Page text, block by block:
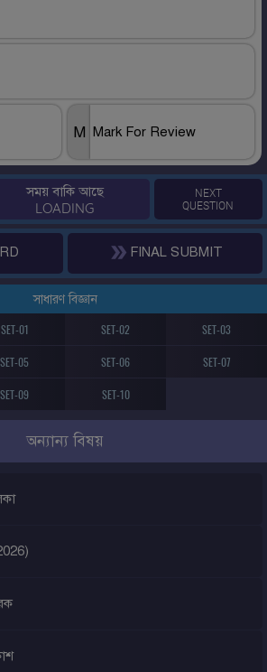
M Mark For Review
সময় বাকি আছে
LOADING
NEXT
QUESTION
 FINAL SUBMIT
সাধারণ বিজ্ঞান
SET-01 SET-02 SET-03
SET-05 SET-06 SET-07
SET-09 SET-10
অন্যান্য বিষয়